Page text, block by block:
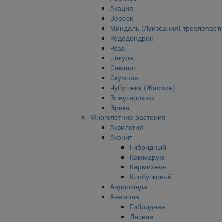
Акация
Вереск
Миндаль (Луизеания)
Рододендрон
Роза
Сакура
Самшит
Скумпия
Чубушник (Жасмин)
Элеутерококк
Эрика
Многолетние растения
Аквилегия
Аконит
Гибридный
Каммарум
Кармихеля
Клобучковый
Андромеда
Анемона
Гибридная
Лесная